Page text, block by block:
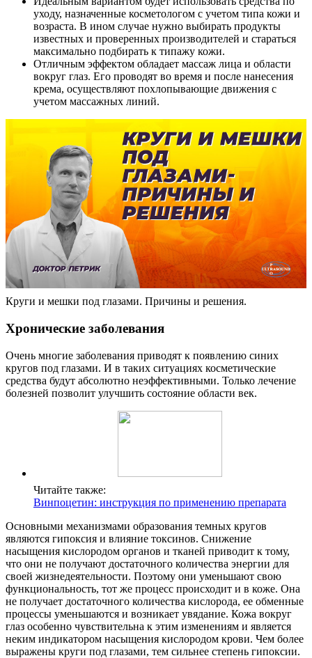
уходу, назначенные косметологом с учетом типа кожи и
возраста. В ином случае нужно выбирать продукты
известных и проверенных производителей и стараться
максимально подбирать к типажу кожи.
Отличным эффектом обладает массаж лица и области
вокруг глаз. Его проводят во время и после нанесения
крема, осуществляют похлопывающие движения с
учетом массажных линий.
Круги и мешки под глазами. Причины и решения.
Хронические заболевания
Очень многие заболевания приводят к появлению синих
кругов под глазами. И в таких ситуациях косметические
средства будут абсолютно неэффективными. Только лечение
болезней позволит улучшить состояние области век.
Читайте также:
Винпоцетин: инструкция по применению препарата
Основными механизмами образования темных кругов
являются гипоксия и влияние токсинов. Снижение
насыщения кислородом органов и тканей приводит к тому,
что они не получают достаточного количества энергии для
своей жизнедеятельности. Поэтому они уменьшают свою
функциональность, тот же процесс происходит и в коже. Она
не получает достаточного количества кислорода, ее обменные
процессы уменьшаются и возникает увядание. Кожа вокруг
глаз особенно чувствительна к этим изменениям и является
неким индикатором насыщения кислородом крови. Чем более
выражены круги под глазами, тем сильнее степень гипоксии.